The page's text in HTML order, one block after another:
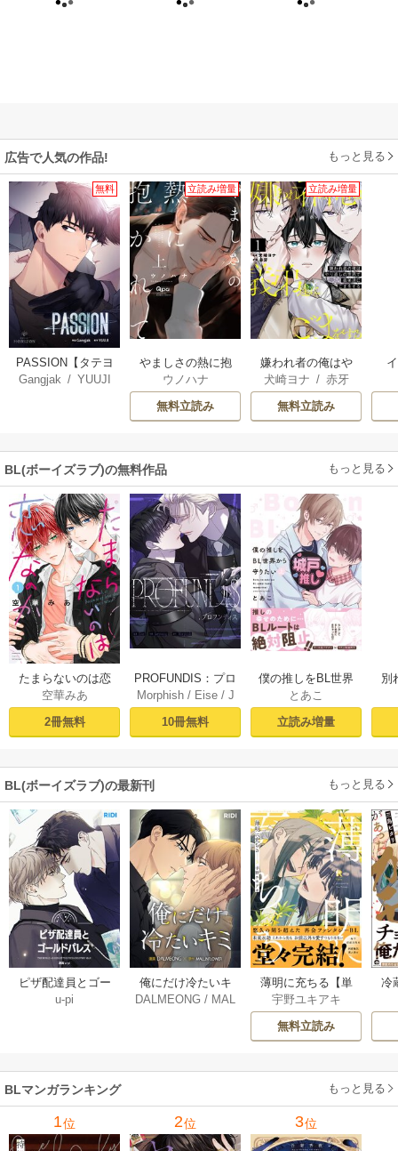
広告で人気の作品! もっと見る
無料
PASSION【タテヨ
ミ】
Gangjak / YUUJI
立読み増量
やましさの熱に抱
かれて 【電子限定
特典付き】
ウノハナ
無料立読み
立読み増量
嫌われ者の俺はや
り直しの世界で義
弟達にごまをする
【シーモア限定
犬崎ヨナ / 赤牙
無料立読み
BL(ボーイズラブ)の無料作品 もっと見る
たまらないのは恋
なのか（１）【シ
ーモア限定特典付
き】
空華みあ
2冊無料
PROFUNDIS：プロ
フンディス【タテ
ヨミ】1
Morphish/ Eise/ J
aeyoung
10冊無料
僕の推しをBL世界
から守りたい【シ
ーモア限定特典付
き電子単行本】 上
とあこ
立読み増量
別
BL(ボーイズラブ)の最新刊 もっと見る
ピザ配達員とゴー
ルドパレス【タテ
u-pi
俺にだけ冷たいキ
ミ【タテヨミ】 34
DALMEONG / MAL
薄明に充ちる【単
行本版】 5巻
宇野ユキアキ
無料立読み
冷
BLマンガランキング もっと見る
1位 2位 3位